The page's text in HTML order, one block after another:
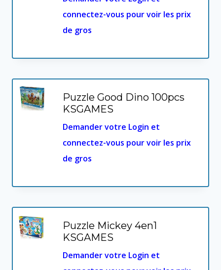
connectez-vous pour voir les prix
de gros
Puzzle Good Dino 100pcs
KSGAMES
Demander votre Login et
connectez-vous pour voir les prix
de gros
Puzzle Mickey 4en1
KSGAMES
Demander votre Login et